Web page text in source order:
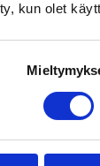
kun olet